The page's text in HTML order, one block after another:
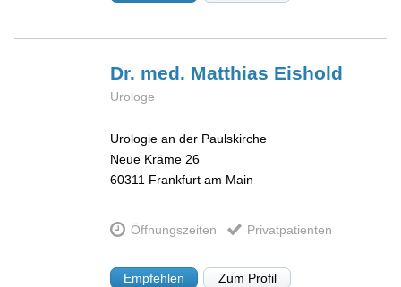
Dr. med. Matthias Eishold
Urologe
Urologie an der Paulskirche
Neue Kräme 26
60311 Frankfurt am Main
Öffnungszeiten Privatpatienten
Empfehlen Zum Profil